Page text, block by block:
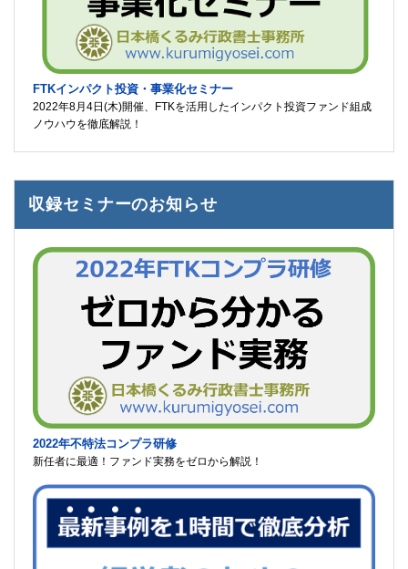
FTKインパクト投資・事業化セミナー
2022年8月4日(木)開催、FTKを活用したインパクト投資ファンド組成
ノウハウを徹底解説！
収録セミナーのお知らせ
2022年不特法コンプラ研修
新任者に最適！ファンド実務をゼロから解説！